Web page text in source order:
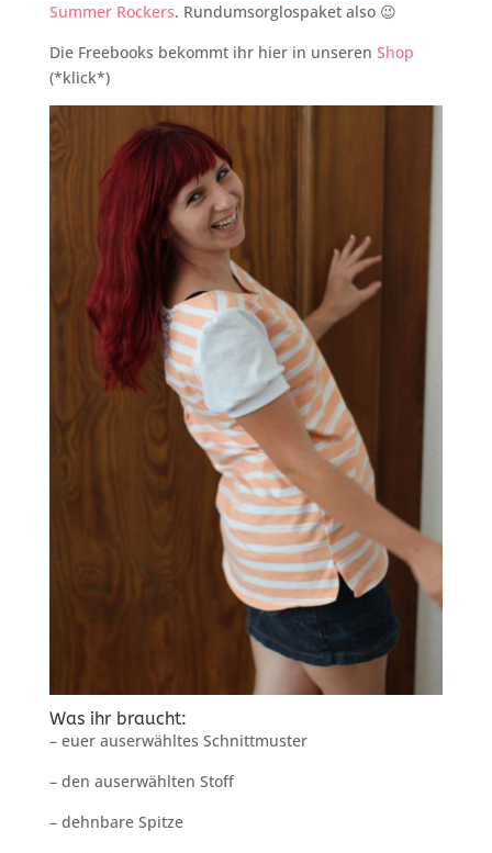
Summer Rockers. Rundumsorglospaket also 😉
Die Freebooks bekommt ihr hier in unseren Shop
(*klick*)
Was ihr braucht:
– euer auserwähltes Schnittmuster
– den auserwählten Stoff
– dehnbare Spitze